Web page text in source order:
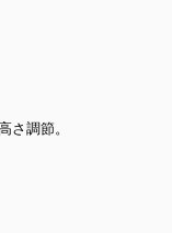
さ調節。